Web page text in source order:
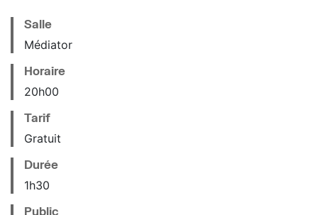
Salle
Médiator
Horaire
20h00
Tarif
Gratuit
Durée
1h30
Public